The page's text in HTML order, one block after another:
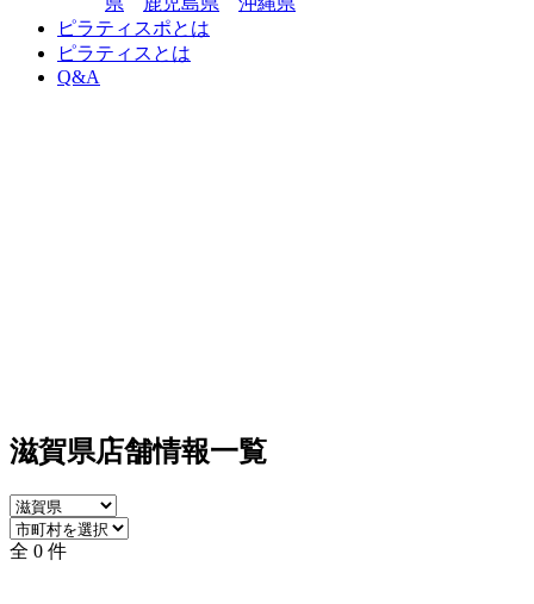
ピラティスポとは
ピラティスとは
Q&A
滋賀県店舗情報一覧
全 0 件